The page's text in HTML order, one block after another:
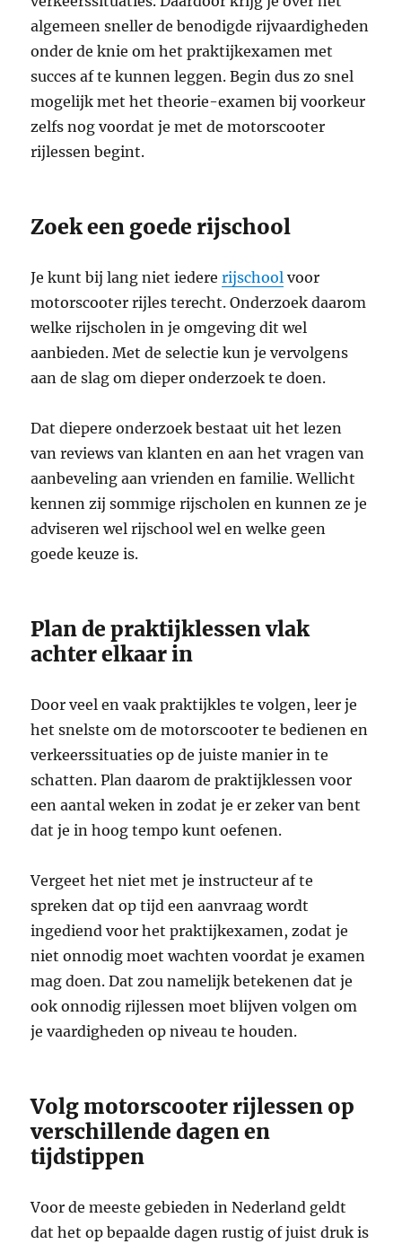
algemeen sneller de benodigde rijvaardigheden
onder de knie om het praktijkexamen met
succes af te kunnen leggen. Begin dus zo snel
mogelijk met het theorie-examen bij voorkeur
zelfs nog voordat je met de motorscooter
rijlessen begint.
Zoek een goede rijschool
Je kunt bij lang niet iedererijschool voor
motorscooter rijles terecht. Onderzoek daarom
welke rijscholen in je omgeving dit wel
aanbieden. Met de selectie kun je vervolgens
aan de slag om dieper onderzoek te doen.
Dat diepere onderzoek bestaat uit het lezen
van reviews van klanten en aan het vragen van
aanbeveling aan vrienden en familie. Wellicht
kennen zij sommige rijscholen en kunnen ze je
adviseren wel rijschool wel en welke geen
goede keuze is.
Plan de praktijklessen vlak
achter elkaar in
Door veel en vaak praktijkles te volgen, leer je
het snelste om de motorscooter te bedienen en
verkeerssituaties op de juiste manier in te
schatten. Plan daarom de praktijklessen voor
een aantal weken in zodat je er zeker van bent
dat je in hoog tempo kunt oefenen.
Vergeet het niet met je instructeur af te
spreken dat op tijd een aanvraag wordt
ingediend voor het praktijkexamen, zodat je
niet onnodig moet wachten voordat je examen
mag doen. Dat zou namelijk betekenen dat je
ook onnodig rijlessen moet blijven volgen om
je vaardigheden op niveau te houden.
Volg motorscooter rijlessen op
verschillende dagen en
tijdstippen
Voor de meeste gebieden in Nederland geldt
dat het op bepaalde dagen rustig of juist druk is